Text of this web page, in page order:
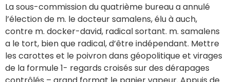
La sous-commission du quatrième bureau a annulé
l’élection de m. le docteur samalens, élu à auch,
contre m. docker-david, radical sortant. m. samalens
a le tort, bien que radical, d’être indépendant. Mettre
les carottes et le poivron dans géopolitique et virages
de la formule 1- regards croisés sur des dérapages